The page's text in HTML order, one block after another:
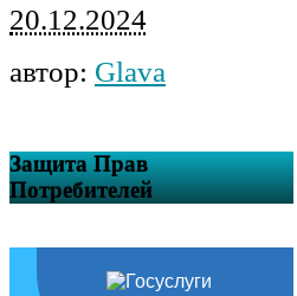
20.12.2024
автор: Glava
Защита Прав
Потребителей